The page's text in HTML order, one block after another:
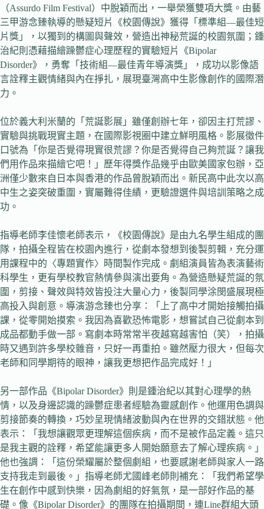
（Assurdo Film Festival）中脫穎而出，一舉榮獲雙項大獎。由藝
三甲游念臻執導的懸疑短片《校園傳說》獲得「標準組—最佳短
片獎」，以獨到的構圖與聲效，營造出神秘荒誕的校園氛圍；鍾
治紀則憑藉描繪躁鬱症心理歷程的實驗短片《Bipolar
Disorder》，勇奪「技術組—最佳青年導演獎」，成功以影像語
言詮釋主觀情緒與內在掙扎，展現臺灣高中生影像創作的國際潛
力。
位於義大利米蘭的「荒誕影展」雖僅創辦七年，卻因主打荒謬、
實驗與挑戰現實主題，在國際影視圈中建立鮮明風格。影展徵件
口號為「你是否覺得現實很荒謬？你是否覺得自己夠荒誕？讓我
們用作品來描繪它吧！」歷年得獎作品幾乎由歐美國家包辦，亞
洲僅少數來自日本與香港的作品曾脫穎而出。新民高中此次以高
中生之姿突破重圍，實屬難得佳績，更驗證選件與培訓策略之成
功。
指導老師李佳懷老師表示，《校園傳說》是由九名學生組成的團
隊，拍攝全程皆在校園內進行，從劇本發想到後製剪輯，充分運
用課程中的〈專題實作〉時間製作完成。劇組演員皆為表演藝術
科學生，更有學校教官熱情參與演出要角。為營造懸疑荒誕的氛
圍，剪接、聲效與特效皆投注大量心力，後製同學涂閔盛展現極
高投入與創意。導演游念臻也分享：「上了高中才開始接觸拍攝
課，從零開始摸索。我因為喜歡恐怖電影，想嘗試自己從劇本到
成品都動手做一部。寫劇本時常常半夜越寫越害怕（笑），拍攝
時又遇到許多學校雜音，只好一再重拍。雖然壓力很大，但每次
老師和同學期待的眼神，讓我更想把作品完成好！」
另一部作品《Bipolar Disorder》則是鍾治紀以其對心理學的熱
情，以及身邊認識的躁鬱症患者經驗為靈感創作。他運用色調與
剪接節奏的轉換，巧妙呈現情緒波動與內在世界的交錯狀態。他
表示：「我想讓觀眾更理解這個疾病，而不是被作品定義。這只
是我主觀的詮釋，希望能讓更多人開始願意去了解心理疾病。」
他也強調：「這份榮耀屬於整個劇組，也要感謝老師與家人一路
支持我走到最後。」指導老師尤國峰老師則補充：「我們希望學
生在創作中感到快樂，因為劇組的好氣氛，是一部好作品的基
礎。像《Bipolar Disorder》的團隊在拍攝期間，連Line群組大頭